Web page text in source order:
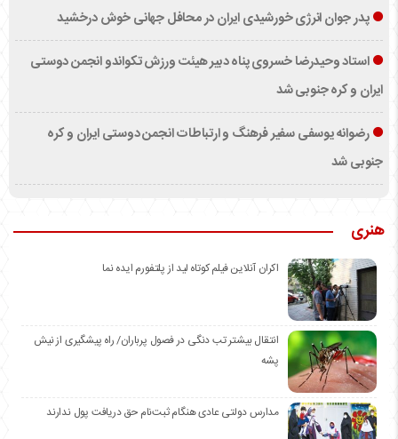
پدر جوان انرژی خورشیدی ایران در محافل جهانی خوش درخشید
استاد وحیدرضا خسروی پناه دبیر هیئت ورزش تکواندو انجمن دوستی
ایران و کره جنوبی شد
رضوانه یوسفی سفیر فرهنگ و ارتباطات انجمن دوستی ایران و کره
جنوبی شد
هنری
اکران آنلاین فیلم کوتاه لید از پلتفورم ایده نما
انتقال بیشتر تب دنگی در فصول پرباران/ راه پیشگیری از نیش
پشه
مدارس دولتی عادی هنگام ثبت‌نام حق دریافت پول ندارند